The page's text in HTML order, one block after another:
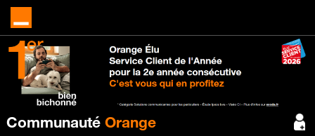
Communauté Orange